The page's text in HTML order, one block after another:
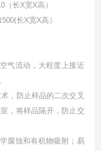
（长X宽X高）
X宽X高）
气流动，大程度上接近
，防止样品的二次交叉
，将样品隔开，防止交
腐蚀和有机物吸附；易